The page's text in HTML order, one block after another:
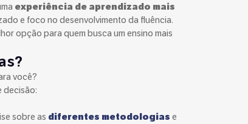
experiência de aprendizado mais
e foco no desenvolvimento da fluência.
opção para quem busca um ensino mais
você?
decisão:
sobre as diferentes metodologias e